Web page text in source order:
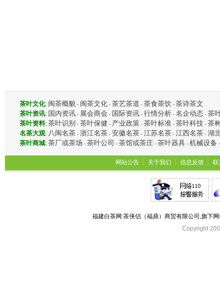
茶叶文化: 闽茶概貌 - 闽茶文化 - 茶艺茶道 - 茶食茶饮 - 茶诗茶文
茶叶资讯: 国内资讯 - 展会商会 - 国际资讯 - 行情分析 - 名企动态 - 茶
茶叶资料: 茶叶识别 - 茶叶保健 - 产业政策 - 茶叶标准 - 茶叶科技 - 茶
名茶大观: 八闽名茶 - 浙江名茶 - 安徽名茶 - 江苏名茶 - 江西名茶 - 湖
茶叶商城: 茶厂或茶场 - 茶叶公司 - 茶馆或茶庄 - 茶叶器具 - 机械设备
网站公告 ┆ 关于我们 ┆ 信息反馈 ┆ 联
福建白茶网:茶侠侣（福鼎）商贸有限公司,旗下
Copyright